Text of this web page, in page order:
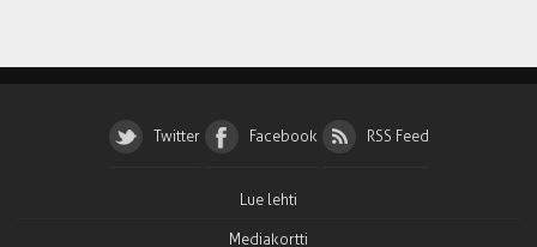
Twitter Facebook RSS Feed
Lue lehti
Mediakortti